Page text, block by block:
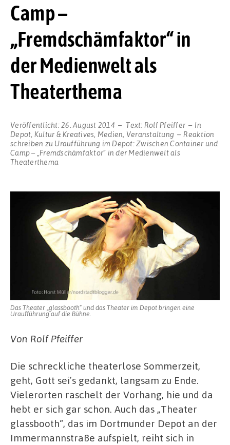
Camp –
„Fremdschämfaktor“ in
der Medienwelt als
Theaterthema
Veröffentlicht:26. August 2014 Text: Rolf Pfeiffer
In
Depot, Kultur & Kreatives, Medien, Veranstaltung
Reaktion
schreiben zu Uraufführung im Depot: Zwischen Container und
Camp – „Fremdschämfaktor“ in der Medienwelt als
Theaterthema
Das Theater „glassbooth“ und das Theater im Depot bringen eine
Uraufführung auf die Bühne.
Von Rolf Pfeiffer
Die schreckliche theaterlose Sommerzeit,
geht, Gott sei’s gedankt, langsam zu Ende.
Vielerorten raschelt der Vorhang, hie und da
hebt er sich gar schon. Auch das „Theater
glassbooth“, das im Dortmunder Depot an der
Immermannstraße aufspielt, reiht sich in